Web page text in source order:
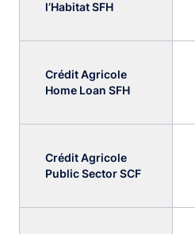
l’Habitat SFH
Crédit Agricole
Home Loan SFH
Crédit Agricole
Public Sector SCF